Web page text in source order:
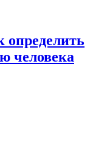
определить
человека